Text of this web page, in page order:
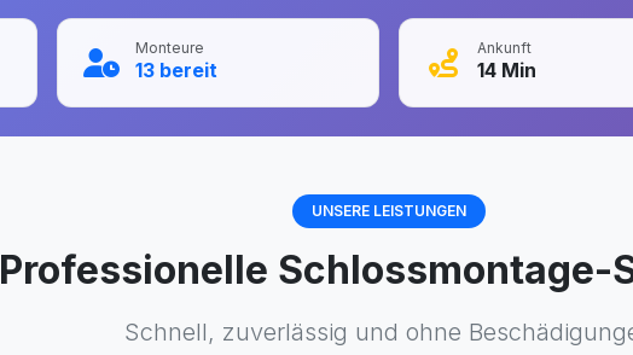
Monteure
13 bereit
Ankunft
14 Min
UNSERE LEISTUNGEN
Professionelle Schlossmontage-
Schnell, zuverlässig und ohne